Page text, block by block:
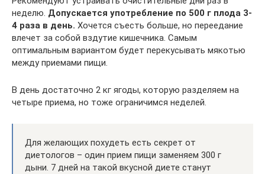
неделю. Допускается употребление по 500 г плода 3-
4 раза в день. Хочется съесть больше, но переедание
влечет за собой вздутие кишечника. Самым
оптимальным вариантом будет перекусывать мякотью
между приемами пищи.
В день достаточно 2 кг ягоды, которую разделяем на
четыре приема, но тоже ограничимся неделей.
Для желающих похудеть есть секрет от
диетологов – один прием пищи заменяем 300 г
дыни. 7 дней на такой вкусной диете станут